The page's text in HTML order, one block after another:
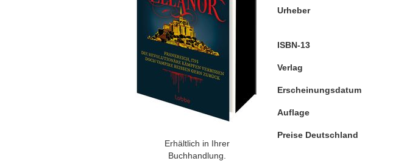
Erhältlich in Ihrer
Buchhandlung.
Urheber
ISBN-13
Verlag
Erscheinungsdatum
Auflage
Preise Deutschland